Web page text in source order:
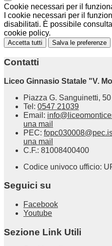
Cookie necessari per il
I cookie necessari per il
disabilitati. È possibile
cookie policy.
Accetta tutti Salva le preferenze
Contatti
Liceo Ginnasio Statale "V.
Piazza G. Sanguinetti,
Tel: 0547 21039
Email:
una mail
PEC:
una mail
C.F.: 81008400400
Codice univoco ufficio:
Seguici su
Facebook
Youtube
Sezione Link Utili